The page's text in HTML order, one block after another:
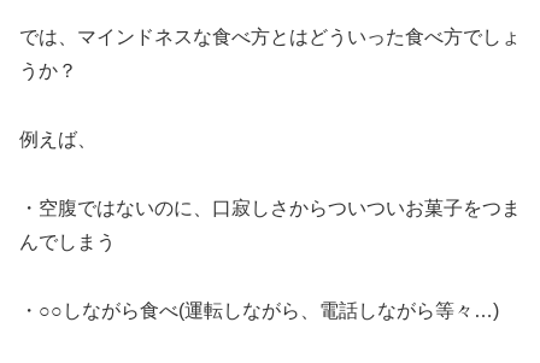
では、マインドネスな食べ方とはどういった食べ方でしょ
うか？
例えば、
・空腹ではないのに、口寂しさからついついお菓子をつま
んでしまう
・○○しながら食べ(運転しながら、電話しながら等々…)